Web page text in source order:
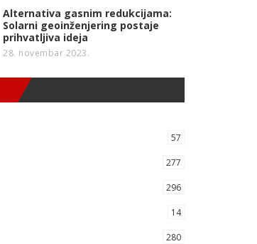
Alternativa gasnim redukcijama:
Solarni geoinženjering postaje
prihvatljiva ideja
28. novembar 2023.
57
277
296
14
280